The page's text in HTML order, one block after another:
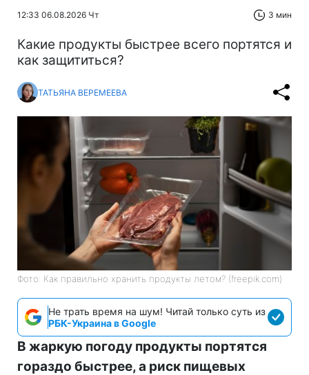
12:33 06.08.2026 Чт 3 мин
Какие продукты быстрее всего портятся и
как защититься?
ТАТЬЯНА ВЕРЕМЕЕВА
Фото: Как правильно хранить продукты летом? (freepik.com)
Не трать время на шум! Читай только суть из
РБК-Украина в Google
В жаркую погоду продукты портятся
гораздо быстрее, а риск пищевых